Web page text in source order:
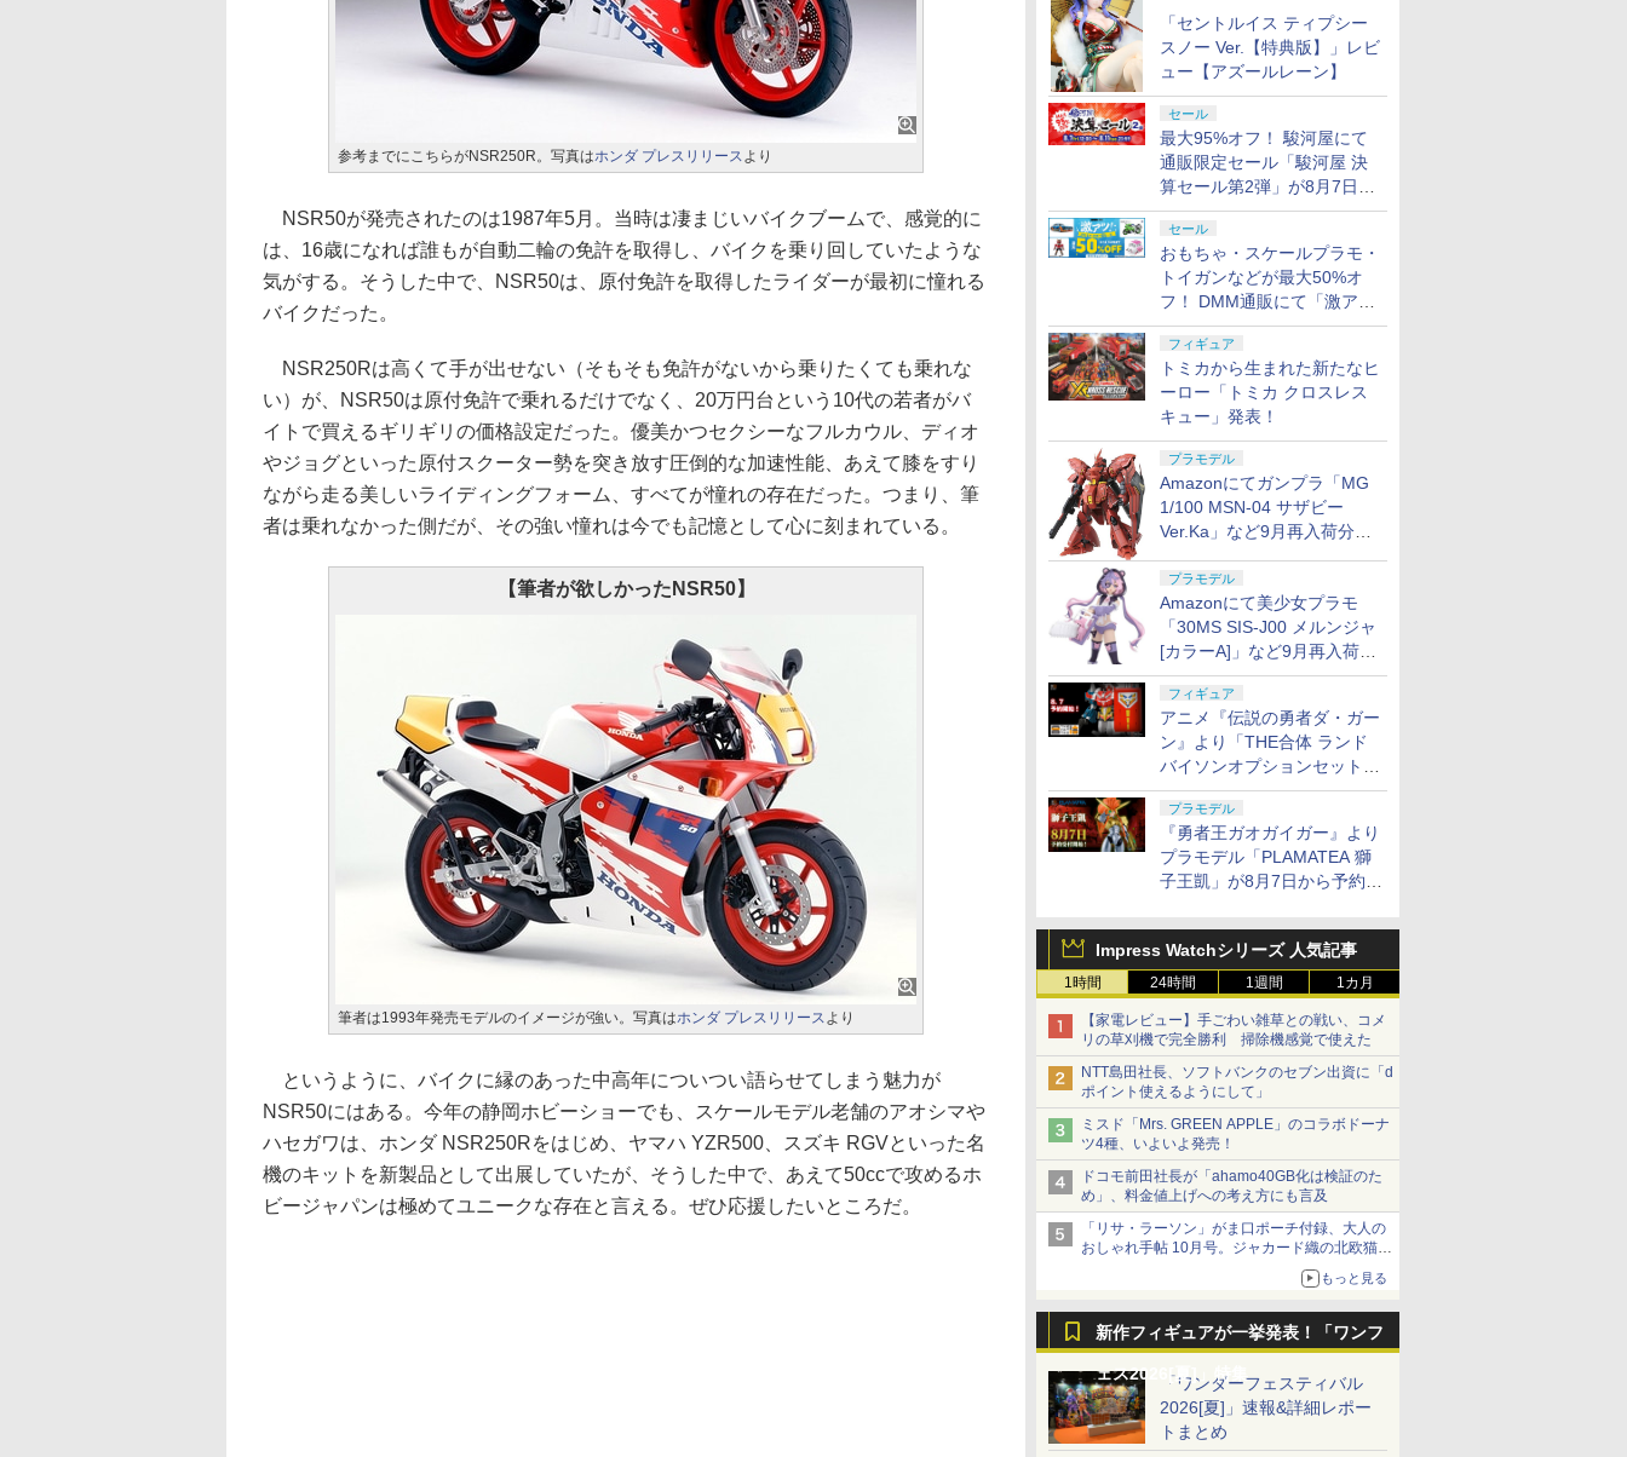
「セントルイス ティプシー
スノー Ver.【特典版】」レビ
ュー【アズールレーン】
セール
最大95%オフ！ 駿河屋にて
通販限定セール「駿河屋 決
算セール第2弾」が8月7日12
時より開催
セール
おもちゃ・スケールプラモ・
トイガンなどが最大50%オ
フ！ DMM通販にて「激ア
ツ！おもちゃ・ホビー夏セー
ル」が開催
フィギュア
トミカから生まれた新たなヒ
ーロー「トミカ クロスレス
キュー」発表！
プラモデル
Amazonにてガンプラ「MG
1/100 MSN-04 サザビー
Ver.Ka」など9月再入荷分が
プラモデル
Amazonにて美少女プラモ
「30MS SIS-J00 メルンジャ
[カラーA]」など9月再入荷分
が販売再開！
フィギュア
アニメ『伝説の勇者ダ・ガー
ン』より「THE合体 ランド
バイソンオプションセット」
が8月7日から予約受付開始！
プラモデル
『勇者王ガオガイガー』より
プラモデル「PLAMATEA 獅
子王凱」が8月7日から予約受
Impress Watchシリーズ 人気記事
1時間 24時間 1週間 1カ月
【家電レビュー】手ごわい雑草との戦い、コメ
リの草刈機で完全勝利 掃除機感覚で使えた
NTT島田社長、ソフトバンクのセブン出資に「d
ポイント使えるようにして」
ミスド「Mrs. GREEN APPLE」のコラボドーナ
ツ4種、いよいよ発売！
ドコモ前田社長が「ahamo40GB化は検証のた
め」、料金値上げへの考え方にも言及
「リサ・ラーソン」がま口ポーチ付録、大人の
おしゃれ手帖 10月号。ジャカード織の北欧猫デ
もっと見る
新作フィギュアが一挙発表！「ワンフ
ェス2026[夏]」特集「ワンダーフェスティバル
2026[夏]」速報&詳細レポー
トまとめ
参考までにこちらがNSR250R。写真はホンダ プレスリリースより
NSR50が発売されたのは1987年5月。当時は凄まじいバイクブームで、感覚的に
は、16歳になれば誰もが自動二輪の免許を取得し、バイクを乗り回していたような
気がする。そうした中で、NSR50は、原付免許を取得したライダーが最初に憧れる
バイクだった。
NSR250Rは高くて手が出せない（そもそも免許がないから乗りたくても乗れな
い）が、NSR50は原付免許で乗れるだけでなく、20万円台という10代の若者がバ
イトで買えるギリギリの価格設定だった。優美かつセクシーなフルカウル、ディオ
やジョグといった原付スクーター勢を突き放す圧倒的な加速性能、あえて膝をすり
ながら走る美しいライディングフォーム、すべてが憧れの存在だった。つまり、筆
者は乗れなかった側だが、その強い憧れは今でも記憶として心に刻まれている。
【筆者が欲しかったNSR50】
筆者は1993年発売モデルのイメージが強い。写真はホンダ プレスリリースより
というように、バイクに縁のあった中高年についつい語らせてしまう魅力が
NSR50にはある。今年の静岡ホビーショーでも、スケールモデル老舗のアオシマや
ハセガワは、ホンダ NSR250Rをはじめ、ヤマハ YZR500、スズキ RGVといった名
機のキットを新製品として出展していたが、そうした中で、あえて50ccで攻めるホ
ビージャパンは極めてユニークな存在と言える。ぜひ応援したいところだ。